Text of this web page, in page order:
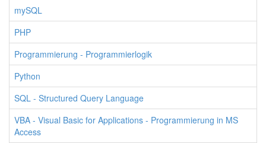
mySQL
PHP
Programmierung - Programmierlogik
Python
SQL - Structured Query Language
VBA - Visual Basic for Applications - Programmierung in MS
Access